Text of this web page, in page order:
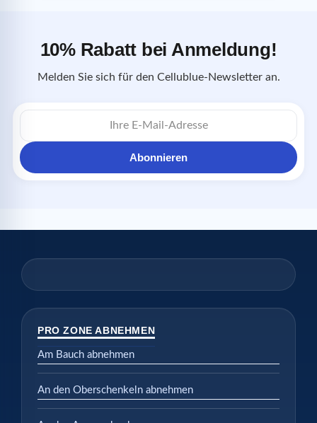
10% Rabatt bei Anmeldung!
Melden Sie sich für den Cellublue-Newsletter an.
E-
Mail-
Abonnieren
PRO ZONE ABNEHMEN
Am Bauch abnehmen
An den Oberschenkeln abnehmen